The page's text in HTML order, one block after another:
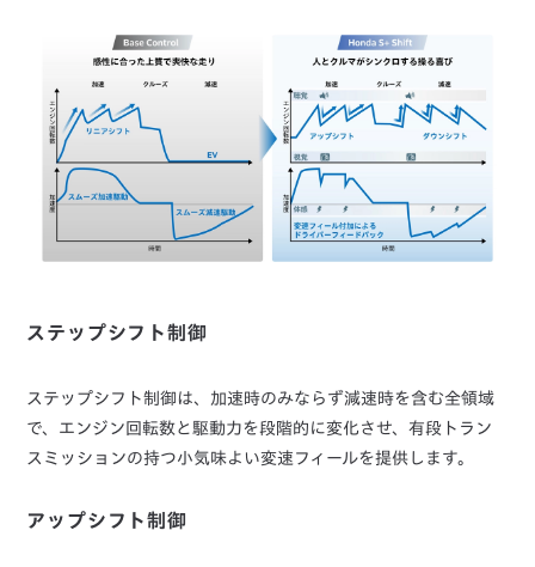
ステップシフト制御
ステップシフト制御は、加速時のみならず減速時を含む全領域
で、エンジン回転数と駆動力を段階的に変化させ、有段トラン
スミッションの持つ小気味よい変速フィールを提供します。
アップシフト制御